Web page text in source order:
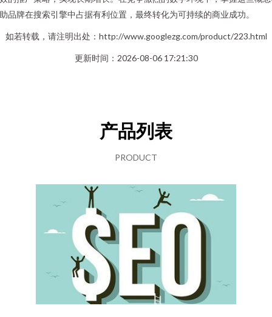
品牌在搜索引擎中占据有利位置，最终转化为可持续的商业成功。
如若转载，请注明出处：http://www.googlezg.com/product/223.html
更新时间：2026-08-06 17:21:30
产品列表
PRODUCT